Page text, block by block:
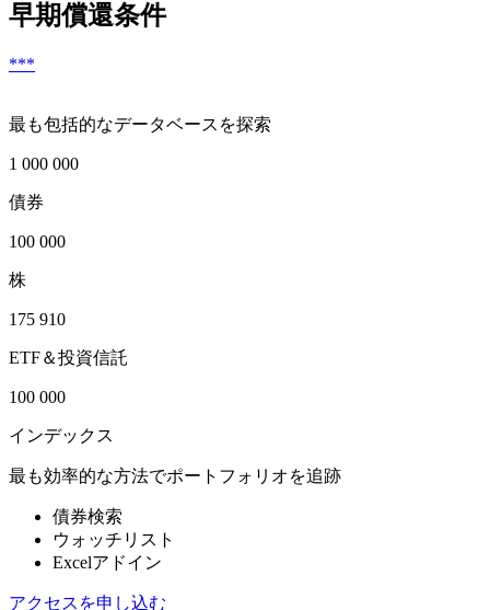
早期償還条件
***
最も包括的なデータベースを探索
1 000 000
債券
100 000
株
175 910
ETF＆投資信託
100 000
インデックス
最も効率的な方法でポートフォリオを追跡
債券検索
ウォッチリスト
Excelアドイン
アクセスを申し込む